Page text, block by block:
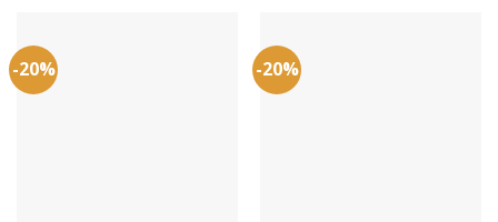
-20% -20%